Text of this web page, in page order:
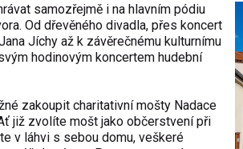
samozřejmě i na hlavním pódiu
Od dřevěného divadla, přes koncert
Jíchy až k závěrečnému kulturnímu
hodinovým koncertem hudební
zakoupit charitativní mošty Nadace
již zvolíte mošt jako občerstvení při
v láhvi s sebou domu, veškeré